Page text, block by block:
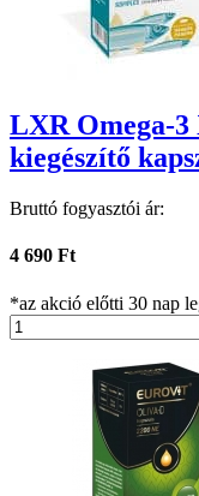
LXR Omega-
kiegészítő
Bruttó fogyasztói ár:
4 690 Ft
*az akció előtti 30 nap